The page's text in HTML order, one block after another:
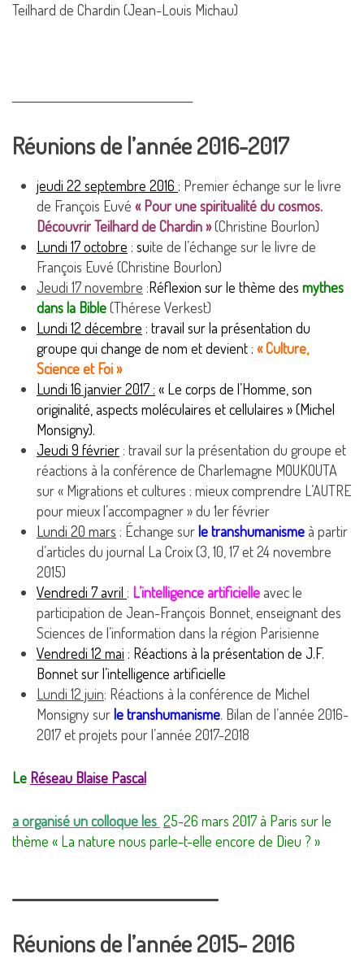
Teilhard de Chardin (Jean-Louis Michau)
Réunions de l’année 2016-2017
jeudi 22 septembre 2016 : Premier échange sur le livre
de François Euvé « Pour une spiritualité du cosmos.
Découvrir Teilhard de Chardin »(Christine Bourlon)
Lundi 17 octobre : suite de l’échange sur le livre de
François Euvé (Christine Bourlon)
Jeudi 17 novembre :Réflexion sur le thème des mythes
dans la Bible(Thérese Verkest)
Lundi 12 décembre : travail sur la présentation du
groupe qui change de nom et devient : « Culture,
Science et Foi »
Lundi 16 janvier 2017 : « Le corps de l’Homme, son
originalité, aspects moléculaires et cellulaires » (Michel
Monsigny).
Jeudi 9 février : travail sur la présentation du groupe et
réactions à la conférence de Charlemagne MOUKOUTA
sur « Migrations et cultures : mieux comprendre L’AUTRE
pour mieux l’accompagner » du 1er février
Lundi 20 mars : Échange surle transhumanismeà partir
d’articles du journal La Croix (3, 10, 17 et 24 novembre
2015)
Vendredi 7 avril : L’intelligence artificielleavec le
participation de Jean-François Bonnet, enseignant des
Sciences de l’information dans la région Parisienne
Vendredi 12 mai : Réactions à la présentation de J.F.
Bonnet sur l’intelligence artificielle
Lundi 12 juin: Réactions à la conférence de Michel
Monsigny surle transhumanisme. Bilan de l’année 2016-
2017 et projets pour l’année 2017-2018
Le Réseau Blaise Pascal
a organisé un colloque les 25-26 mars 2017 à Paris sur le
thème « La nature nous parle-t-elle encore de Dieu ? »
Réunions de l’année 2015- 2016